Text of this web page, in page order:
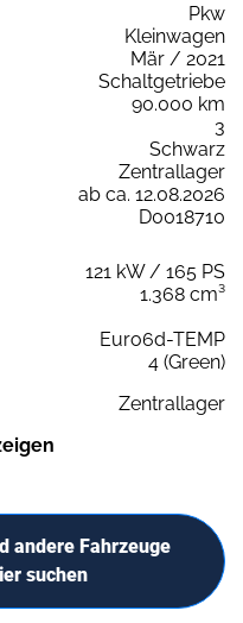
Pkw
Kleinwagen
Mär / 2021
Schaltgetriebe
90.000 km
3
Schwarz
Zentrallager
ab ca. 12.08.2026
D0018710
121 kW / 165 PS
1.368 cm³
Euro6d-TEMP
4 (Green)
Zentrallager
andere Fahrzeuge
suchen